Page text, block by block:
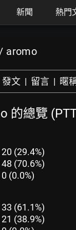
新聞 熱門
aromo
發文 | 留言 | 暱
的總覽
(29.4%)
(70.6%)
(0.0%)
(61.1%)
(38.9%)